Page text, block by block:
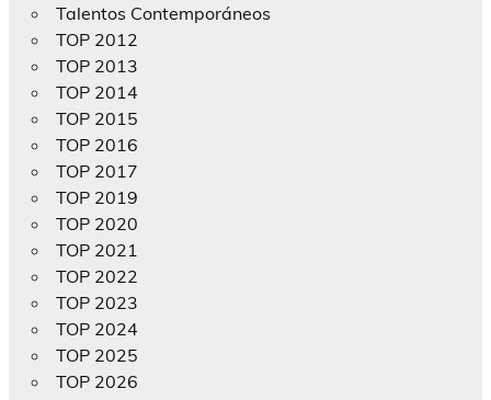
Talentos Contemporáneos
TOP 2012
TOP 2013
TOP 2014
TOP 2015
TOP 2016
TOP 2017
TOP 2019
TOP 2020
TOP 2021
TOP 2022
TOP 2023
TOP 2024
TOP 2025
TOP 2026